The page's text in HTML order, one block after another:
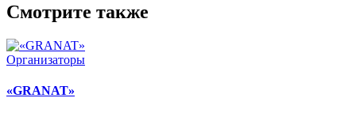
Смотрите также
Организаторы
«GRANAT»